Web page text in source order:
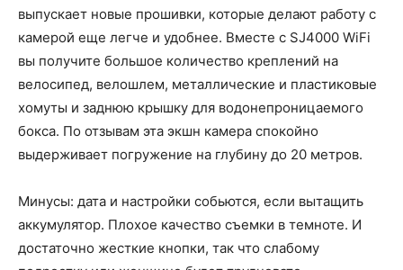
выпускает новые прошивки, которые делают работу с
камерой еще легче и удобнее. Вместе с SJ4000 WiFi
вы получите большое количество креплений на
велосипед, велошлем, металлические и пластиковые
хомуты и заднюю крышку для водонепроницаемого
бокса. По отзывам эта экшн камера спокойно
выдерживает погружение на глубину до 20 метров.
Минусы: дата и настройки собьются, если вытащить
аккумулятор. Плохое качество съемки в темноте. И
достаточно жесткие кнопки, так что слабому